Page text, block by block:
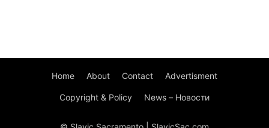
Home About Contact Advertisment
Copyright & Policy News – Новости